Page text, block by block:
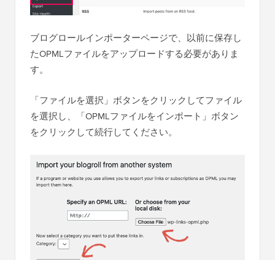
ブログロールインポーターページで、以前に保存し
たOPMLファイルをアップロードする必要がありま
す。
「ファイルを選択」ボタンをクリックしてファイル
を選択し、「OPMLファイルをインポート」ボタン
をクリックして続行してください。